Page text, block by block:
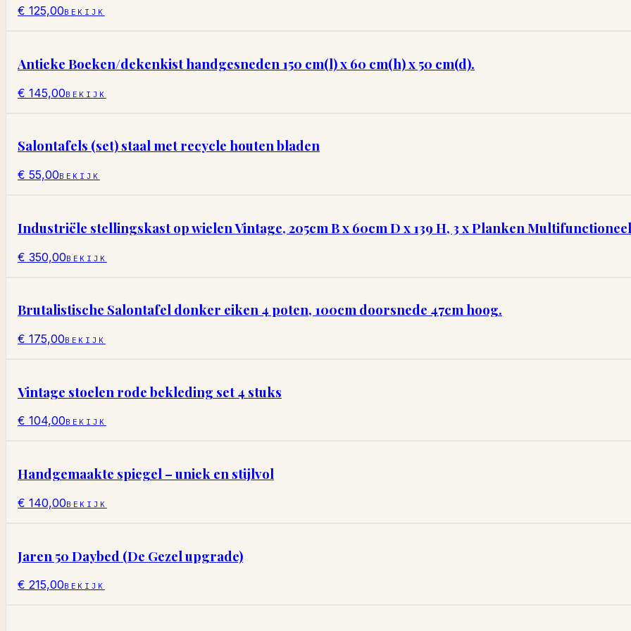
€ 125,00BEKIJK
Antieke Boeken/dekenkist handgesneden 150 cm(l) x 60 cm(h) x 50 cm(d).
€ 145,00BEKIJK
Salontafels (set) staal met recycle houten bladen
€ 55,00BEKIJK
Industriële stellingskast op wielen Vintage, 205cm B x 60cm D x 139 H, 3 x Planken
€ 350,00BEKIJK
Brutalistische Salontafel donker eiken 4 poten, 100cm doorsnede 47cm hoog.
€ 175,00BEKIJK
Vintage stoelen rode bekleding set 4 stuks
€ 104,00BEKIJK
Handgemaakte spiegel – uniek en stijlvol
€ 140,00BEKIJK
Jaren 50 Daybed (De Gezel upgrade)
€ 215,00BEKIJK